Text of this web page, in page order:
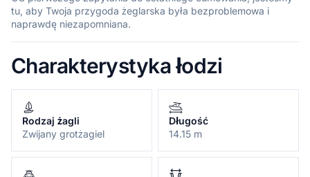
tu, aby Twoja przygoda żeglarska była bezproblemowa i
naprawdę niezapomniana.
Charakterystyka łodzi
Rodzaj żagli
Zwijany grotżagiel
Długość
14.15 m